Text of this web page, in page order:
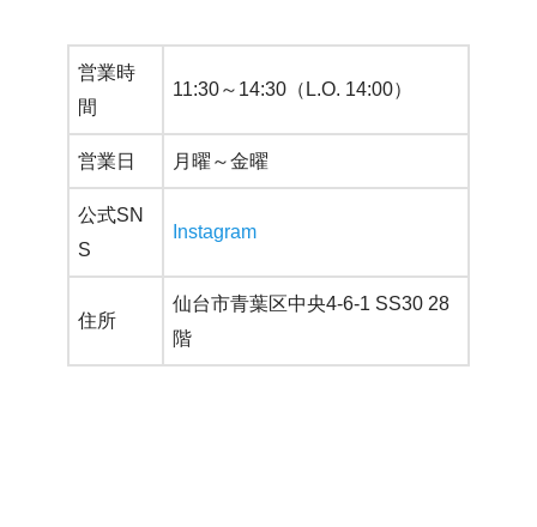
営業時
間
11:30～14:30（L.O. 14:00）
営業日 月曜～金曜
公式SN
S
Instagram
住所
仙台市青葉区中央4-6-1 SS30 28
階